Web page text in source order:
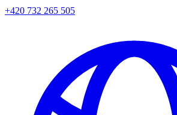
+420 732 265 505